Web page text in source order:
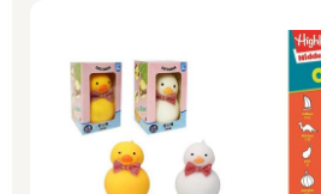
孩子一起迎接成長的過程！真
堂開學季！爸媽好輕鬆教你一
包、書套參展品全面5折起！
元電子禮券 👉全站商品滿